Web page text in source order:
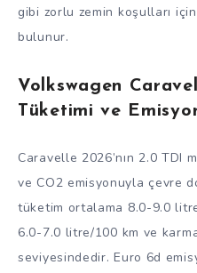
gibi zorlu zemin koşulları
bulunur.
Volkswagen
Tüketimi ve
Caravelle 2026’nın 2.0 TDI
ve CO2 emisyonuyla çevre
tüketim ortalama 8.0-9.0
6.0-7.0 litre/100 km ve
seviyesindedir. Euro 6d